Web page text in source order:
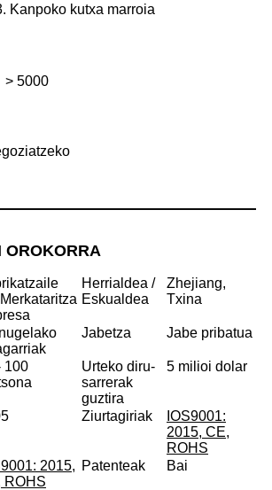
Kanpoko kutxa marroia
> 5000
OROKORRA
Herrialdea /
Eskualdea
Zhejiang,
Txina
Jabetza Jabe pribatua
100
Urteko diru-
sarrerak
guztira
5 milioi dolar
Ziurtagiriak
IOS9001:
2015, CE,
ROHS
2015,
ROHS
Patenteak Bai